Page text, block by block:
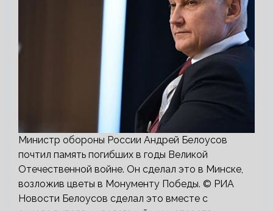
Министр обороны России Андрей Белоусов
почтил память погибших в годы Великой
Отечественной войне. Он сделал это в Минске,
возложив цветы в Монументу Победы. © РИА
Новости Белоусов сделал это вместе с